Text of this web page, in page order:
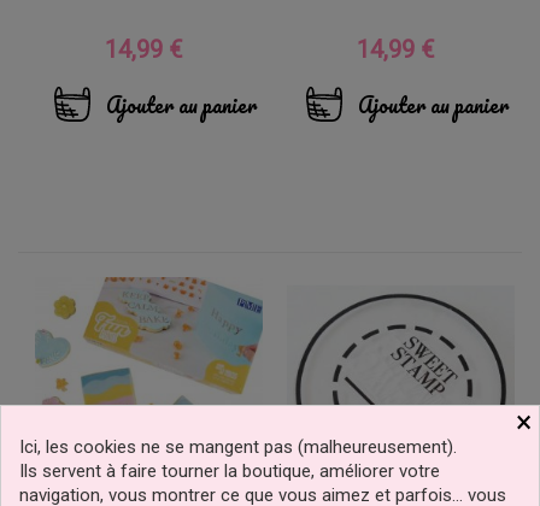
Prix
14,99 €
Ajouter au panier
Prix
14,99 €
Ajouter au panier
×
Ici, les cookies ne se mangent pas (malheureusement).
Ils servent à faire tourner la boutique, améliorer votre
navigation, vous montrer ce que vous aimez et parfois… vous